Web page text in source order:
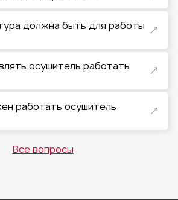
должна быть для работы
осушитель работать
работать осушитель
Все вопросы